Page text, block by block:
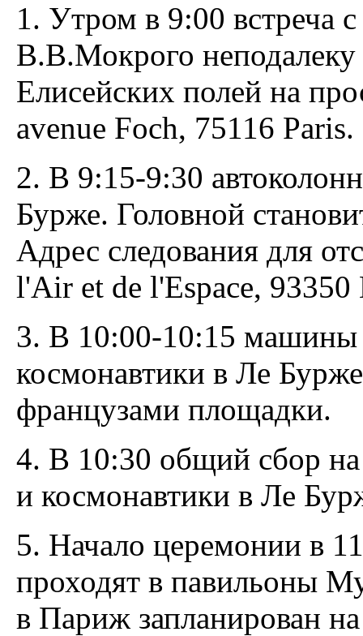
1. Утром в 9:00 встреча
В.В.Мокрого
Елисейских полей на
avenue Foch, 75116 Paris.
2. В 9:15-9:30
Бурже. Головной
Адрес следования для
l'Air et de l'Espace, 93350
3. В 10:00-10:15 машины
космонавтики в Ле
французами площадки.
4. В 10:30 общий сбор
и космонавтики в Ле
5. Начало церемонии в
проходят в павильоны
в Париж запланирован